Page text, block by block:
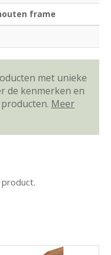
frame
met unieke
de kenmerken en
Meer